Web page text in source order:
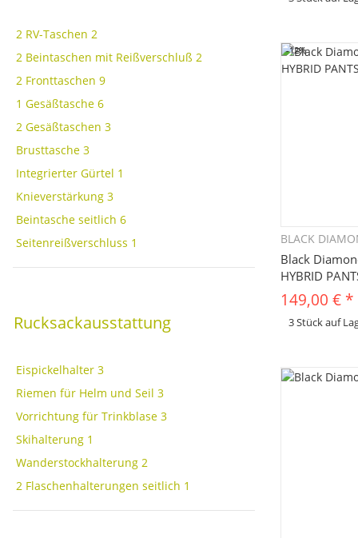
-12%
BLACK
Black
HYBRID
149,00 € *
3 Stück auf
2 RV-Taschen 2
2 Beintaschen mit Reißverschluß 2
2 Fronttaschen 9
1 Gesäßtasche 6
2 Gesäßtaschen 3
Brusttasche 3
Integrierter Gürtel 1
Knieverstärkung 3
Beintasche seitlich 6
Seitenreißverschluss 1
Rucksackausstattung
Eispickelhalter 3
Riemen für Helm und Seil 3
Vorrichtung für Trinkblase 3
Skihalterung 1
Wanderstockhalterung 2
2 Flaschenhalterungen seitlich 1